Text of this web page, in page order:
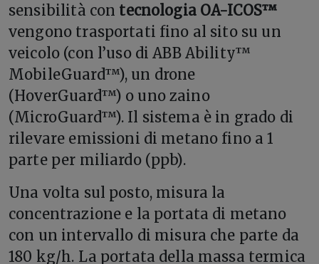
sensibilità con tecnologia OA-ICOS™
vengono trasportati fino al sito su un
veicolo (con l’uso di ABB Ability™
MobileGuard™), un drone
(HoverGuard™) o uno zaino
(MicroGuard™). Il sistema è in grado di
rilevare emissioni di metano fino a 1
parte per miliardo (ppb).
Una volta sul posto, misura la
concentrazione e la portata di metano
con un intervallo di misura che parte da
180 kg/h. La portata della massa termica